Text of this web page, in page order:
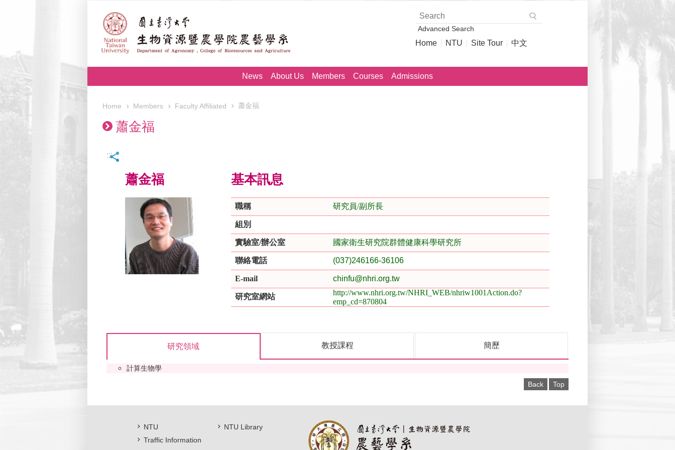
Advanced Search
Home NTU Site Tour 中文
News About Us Members Courses Admissions
Home Members Faculty Affiliated 蕭金福
蕭金福
:::
蕭金福 基本訊息
職稱 研究員/副所長
組別
實驗室/辦公室 國家衛生研究院群體健康科學研究所
聯絡電話 (037)246166-36106
E-mail chinfu@nhri.org.tw
研究室網站
http://www.nhri.org.tw/NHRI_WEB/nhriw1001Action.do?
emp_cd=870804
研究領域 教授課程 簡歷
計算生物學
Back Top
NTU
NTU Library
Traffic Information